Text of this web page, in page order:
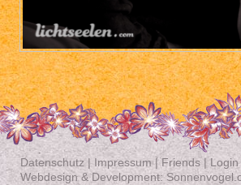
Datenschutz | Impressum|Friends|Login
Webdesign & Development: